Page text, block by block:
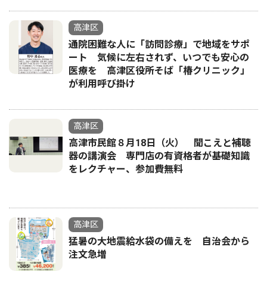
高津区
通院困難な人に「訪問診療」で地域をサポ
ート 気候に左右されず、いつでも安心の
医療を 高津区役所そば「椿クリニック」
が利用呼び掛け
高津区
高津市民館８月18日（火） 聞こえと補聴
器の講演会 専門店の有資格者が基礎知識
をレクチャー、参加費無料
高津区
猛暑の大地震給水袋の備えを 自治会から
注文急増